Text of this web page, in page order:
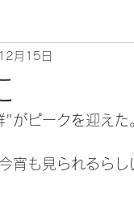
memasak
月15日
"がピークを迎えた
宵も見られるらし